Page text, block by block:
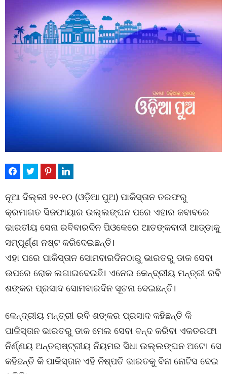
ନୂଆ ଦିଲ୍ଲୀ ୨୧-୧୦ (ଓଡ଼ିଆ ପୁଅ) ପାକିସ୍ତାନ ତରଫରୁ
କ୍ରମାଗତ ସିଜଫାୟାର ଉଲ୍ଲଙ୍ଘନ ପରେ ଏହାର ଜବାବରେ
ଭାରତୀୟ ସେନା ରବିବାରଦିନ ପିଓକେରେ ଆତଙ୍କବାଦୀ ଆଡ୍ଡାକୁ
ସମ୍ପୂର୍ଣ୍ଣ ନଷ୍ଟ କରିଦେଇଛନ୍ତି।
ଏହା ପରେ ପାକିସ୍ତାନ ସୋମବାରଦିନଠାରୁ ଭାରତରୁ ଡାକ ସେବା
ଉପରେ ରୋକ ଲଗାଇଦେଇଛି। ଏନେଇ କେନ୍ଦ୍ରୀୟ ମନ୍ତ୍ରୀ ରବି
ଶଙ୍କର ପ୍ରସାଦ ସୋମବାରଦିନ ସୂଚନା ଦେଇଛନ୍ତି।
କେନ୍ଦ୍ରୀୟ ମନ୍ତ୍ରୀ ରବି ଶଙ୍କର ପ୍ରସାଦ କହିଛନ୍ତି କି
ପାକିସ୍ତାନ ଭାରତରୁ ଡାକ ମେଲ ସେବା ବନ୍ଦ କରିବା ଏକତରଫା
ନିର୍ଣ୍ଣୟ ଅନ୍ତରାଷ୍ଟ୍ରୀୟ ନିୟମର ସିଧା ଉଲ୍ଲଙ୍ଘନ ଅଟେ। ସେ
କହିଛନ୍ତି କି ପାକିସ୍ତାନ ଏହି ନିଷ୍ପତି ଭାରତକୁ ବିନା ନୋଟିସ ଦେଇ